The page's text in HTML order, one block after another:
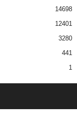
14698
12401
3280
441
1